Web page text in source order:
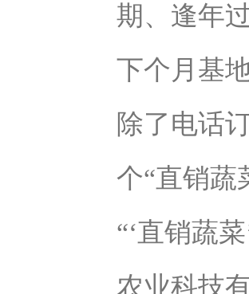
期、逢年
下个月基
除了电话
个“直销蔬
“‘直销蔬
农业科技